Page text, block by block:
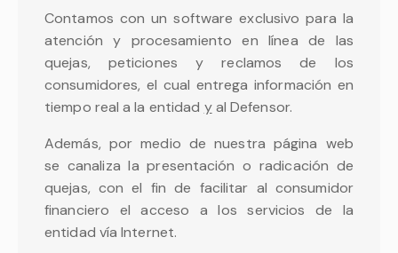
Contamos con un software exclusivo para la
atención y procesamiento en línea de las
quejas, peticiones y reclamos de los
consumidores, el cual entrega información en
tiempo real a la entidad yal Defensor.
Además, por medio de nuestra página web
se canaliza la presentación o radicación de
quejas, con el fin de facilitar al consumidor
financiero el acceso a los servicios de la
entidad vía Internet.